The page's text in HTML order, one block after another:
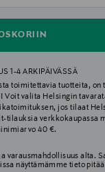
1-4 ARKIPÄIVÄSSÄ
toimitettavia tuotteita, on
Voit valita Helsingin
jos tilaat
tilauksia verkkokaupassa
40 €.
varausmahdollisuus alta.
näyttämämme tieto